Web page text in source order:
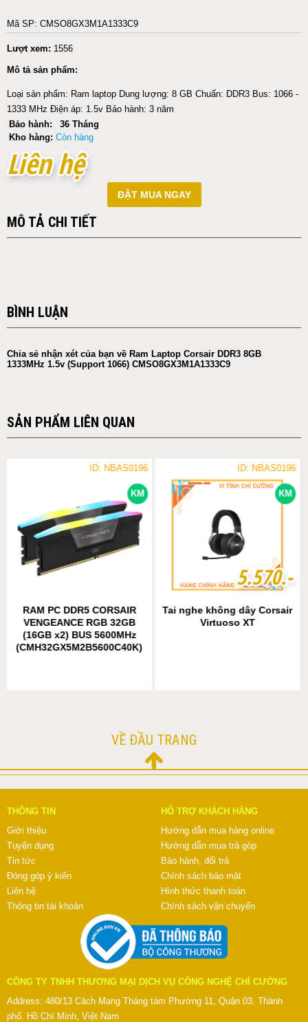
Mã SP: CMSO8GX3M1A1333C9
Lượt xem: 1556
Mô tả sản phẩm:
Loại sản phẩm: Ram laptop Dung lượng: 8 GB Chuẩn: DDR3 Bus: 1066 -
1333 MHz Điện áp: 1.5v Bảo hành: 3 năm
Bảo hành:
36 Tháng
Kho hàng: Còn hàng
Liên hệ
Liên hệ
ĐẶT MUA NGAY
MÔ TẢ CHI TIẾT
BÌNH LUẬN
Chia sẻ nhận xét của bạn về Ram Laptop Corsair DDR3 8GB
1333MHz 1.5v (Support 1066) CMSO8GX3M1A1333C9
SẢN PHẨM LIÊN QUAN
KM
ID: NBAS0196
RAM PC DDR5 CORSAIR
VENGEANCE RGB 32GB
(16GB x2) BUS 5600MHz
(CMH32GX5M2B5600C40K)
KM
ID: NBAS0196
5.570.-
5.570.-
Tai nghe không dây Corsair
Virtuoso XT
VỀ ĐẦU TRANG
THÔNG TIN
Giới thiệu
Tuyển dụng
Tin tức
Đóng góp ý kiến
Liên hệ
Thông tin tài khoản
HỖ TRỢ KHÁCH HÀNG
Hướng dẫn mua hàng online
Hướng dẫn mua trả góp
Bảo hành, đổi trả
Chính sách bảo mật
Hình thức thanh toán
Chính sách vận chuyển
CÔNG TY TNHH THƯƠNG MẠI DỊCH VỤ CÔNG NGHỆ CHÍ CƯỜNG
Address: 480/13 Cách Mạng Tháng tám Phường 11, Quận 03, Thành
phố. Hồ Chí Minh, Việt Nam